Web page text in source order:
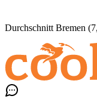
Durchschnitt Bremen